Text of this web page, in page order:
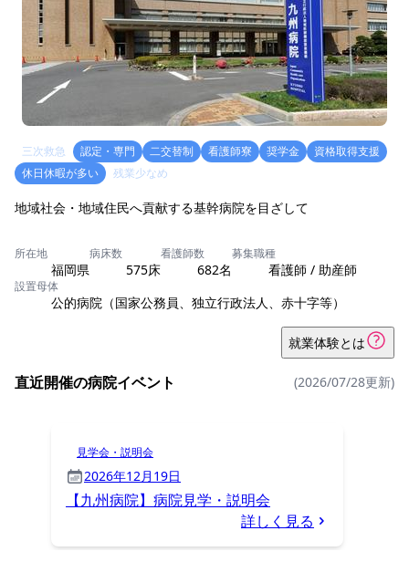
三次救急 認定・専門 二交替制 看護師寮 奨学金
資格取得支援
休日休暇が多い
残業少なめ
地域社会・地域住民へ貢献する基幹病院を目ざして
所在地
福岡県
病床数
575床
看護師数
682名
募集職種
看護師 / 助産師
設置母体
公的病院（国家公務員、独立行政法人、赤十字等）
就業体験とは
直近開催の病院イベント (2026/07/28更新)
見学会・説明会
2026年12月19日
【九州病院】病院見学・説明会
詳しく見る